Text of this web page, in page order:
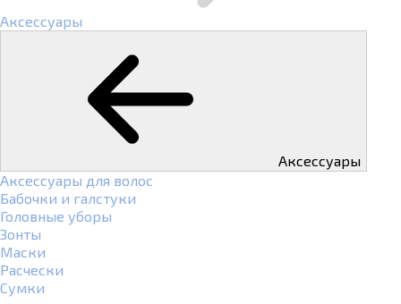
Аксессуары
Аксессуары
Аксессуары для волос
Бабочки и галстуки
Головные уборы
Зонты
Маски
Расчески
Сумки